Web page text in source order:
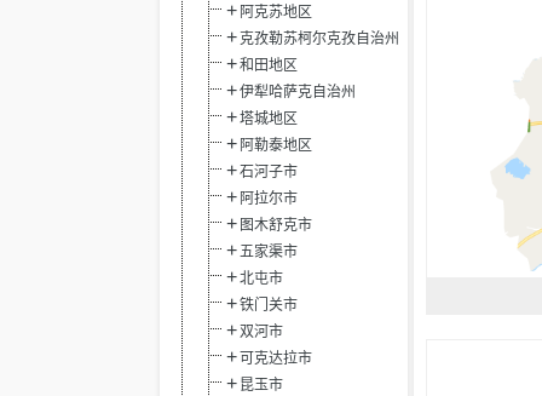
阿克苏地区
克孜勒苏柯尔克孜自治州
和田地区
伊犁哈萨克自治州
塔城地区
阿勒泰地区
石河子市
阿拉尔市
图木舒克市
五家渠市
北屯市
铁门关市
双河市
可克达拉市
昆玉市